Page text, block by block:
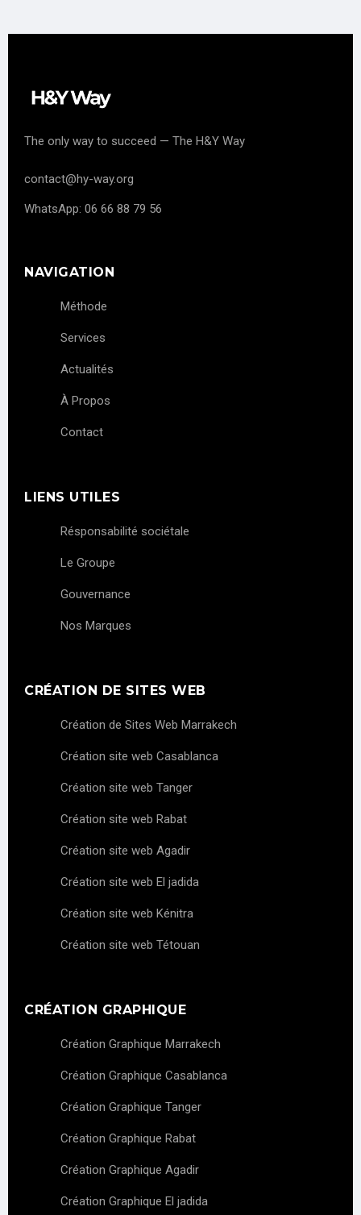
The only way to succeed — The H&Y Way
contact@hy-way.org
WhatsApp: 06 66 88 79 56
NAVIGATION
Méthode
Services
Actualités
À Propos
Contact
LIENS UTILES
Résponsabilité sociétale
Le Groupe
Gouvernance
Nos Marques
CRÉATION DE SITES WEB
Création de Sites Web Marrakech
Création site web Casablanca
Création site web Tanger
Création site web Rabat
Création site web Agadir
Création site web El jadida
Création site web Kénitra
Création site web Tétouan
CRÉATION GRAPHIQUE
Création Graphique Marrakech
Création Graphique Casablanca
Création Graphique Tanger
Création Graphique Rabat
Création Graphique Agadir
Création Graphique El jadida